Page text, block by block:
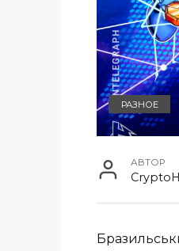
РАЗНОЕ
АВТОР